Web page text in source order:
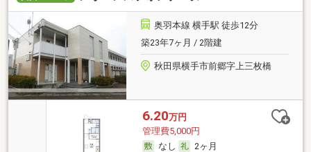
奥羽本線 横手駅 徒歩12分
築23年7ヶ月 / 2階建
秋田県横手市前郷字上三枚橋
6.20万円
管理費5,000円
なし
2ヶ月